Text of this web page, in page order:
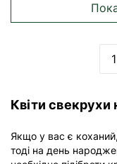
1
Квіти
Якщо у вас є
тоді на день